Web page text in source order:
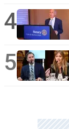
4
5